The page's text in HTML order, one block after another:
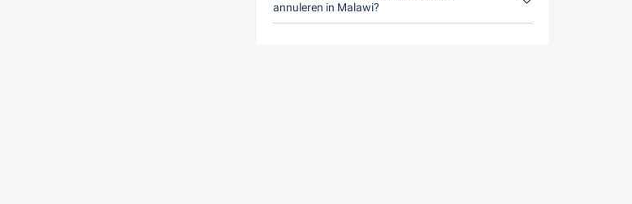
annuleren in Malawi?
Tot 24 uur voor aanvang van de huur kost een